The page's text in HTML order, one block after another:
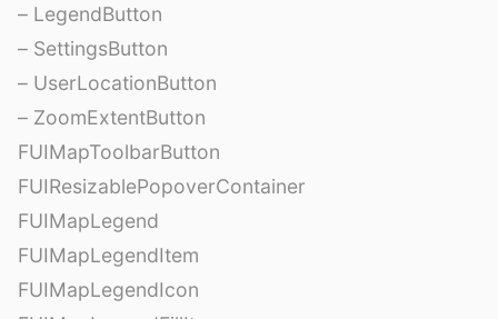
– LegendButton
– SettingsButton
– UserLocationButton
– ZoomExtentButton
FUIMapToolbarButton
FUIResizablePopoverContainer
FUIMapLegend
FUIMapLegendItem
FUIMapLegendIcon